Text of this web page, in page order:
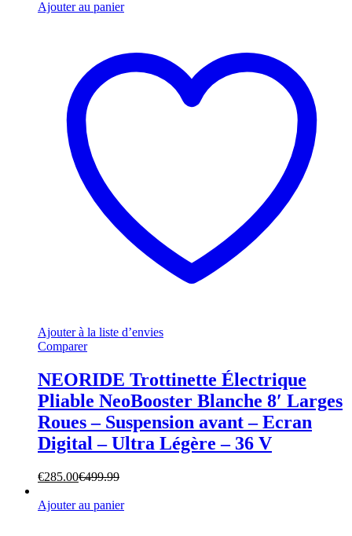
Ajouter au panier
Ajouter à la liste d’envies
Comparer
NEORIDE Trottinette Électrique
Pliable NeoBooster Blanche 8′ Larges
Roues – Suspension avant – Ecran
Digital – Ultra Légère – 36 V
€285.00€499.99
Ajouter au panier